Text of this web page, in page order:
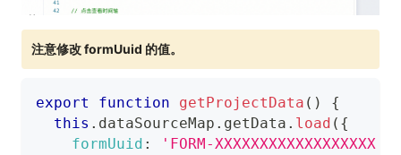
注意修改 formUuid 的值。
export function getProjectData ( )
{
this . dataSourceMap . getData . load ( {
formUuid : 'FORM-XXXXXXXXXXXXXXXXXX'